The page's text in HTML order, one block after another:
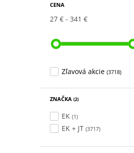
CENA
27 € 341 €
Zľavová akcie (3718)
ZNAČKA (2)
EK (1)
EK + JT (3717)